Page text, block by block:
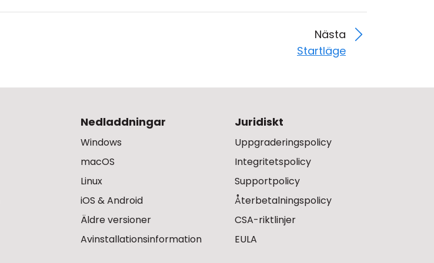
Nästa
Startläge
Nedladdningar
Windows
macOS
Linux
iOS & Android
Äldre versioner
Avinstallationsinformation
Juridiskt
Uppgraderingspolicy
Integritetspolicy
Supportpolicy
Återbetalningspolicy
CSA-riktlinjer
EULA